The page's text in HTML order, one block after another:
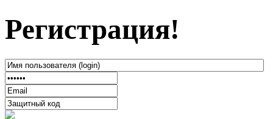
Регистрация!